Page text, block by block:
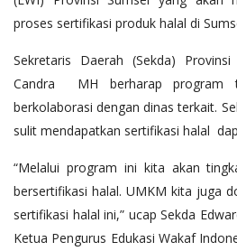
proses sertifikasi produk halal di
Sekretaris Daerah (Sekda)
Candra MH berharap program
berkolaborasi dengan dinas terkait.
sulit mendapatkan sertifikasi halal
“Melalui program ini kita akan
bersertifikasi halal. UMKM kita juga
sertifikasi halal ini,” ucap Sekda
Ketua Pengurus Edukasi Wakaf